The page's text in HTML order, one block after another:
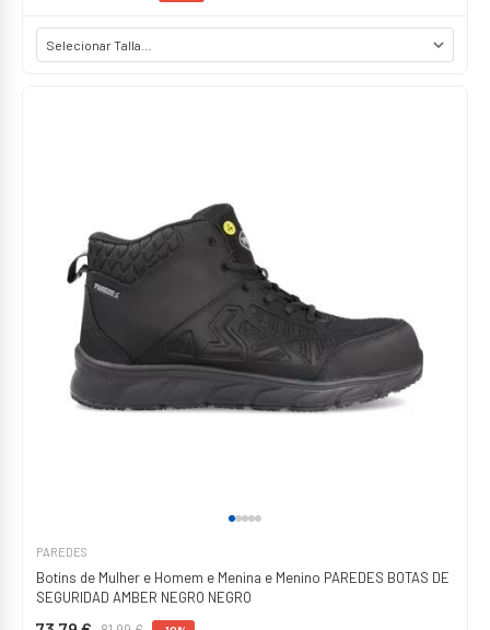
PAREDES
Botins de Mulher e Homem e Menina e Menino PAREDES BOTAS DE
SEGURIDAD AMBER NEGRO NEGRO